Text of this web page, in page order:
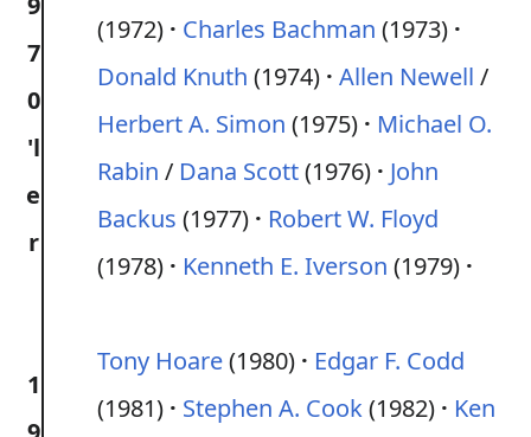
7
0
'l
e
r
(1972)
Charles Bachman (1973)
Donald Knuth (1974) Allen Newell /
Herbert A. Simon (1975)
Michael O.
Rabin / Dana Scott(1976)
John
Backus (1977)
Robert W. Floyd
(1978)
Kenneth E. Iverson (1979)
1
Tony Hoare(1980)
Edgar F. Codd
(1981)
Stephen A. Cook(1982)
Ken